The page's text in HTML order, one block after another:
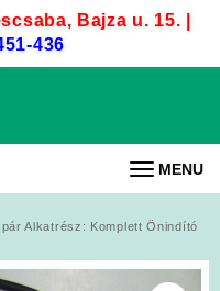
Bajza u. 15. |
436
MENU
Alkatrész: Komplett Önindító